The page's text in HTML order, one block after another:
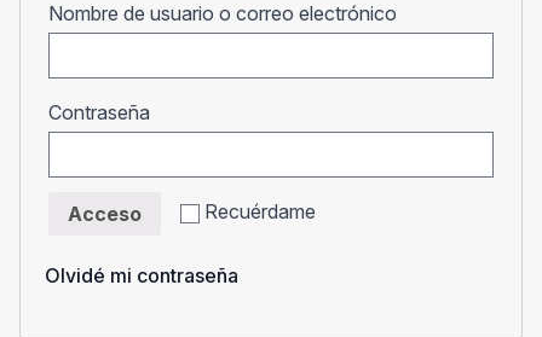
Nombre de usuario o correo electrónico
Contraseña
Recuérdame
Acceso
Olvidé mi contraseña